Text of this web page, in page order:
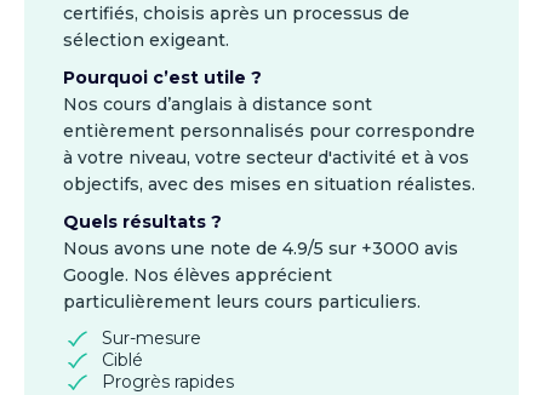
certifiés, choisis après un processus de
sélection exigeant.
Pourquoi c’est utile ?
Nos cours d’anglais à distance sont
entièrement personnalisés pour correspondre
à votre niveau, votre secteur d'activité et à vos
objectifs, avec des mises en situation réalistes.
Quels résultats ?
Nous avons une note de 4.9/5 sur +3000 avis
Google. Nos élèves apprécient
particulièrement leurs cours particuliers.
Sur-mesure
Ciblé
Progrès rapides